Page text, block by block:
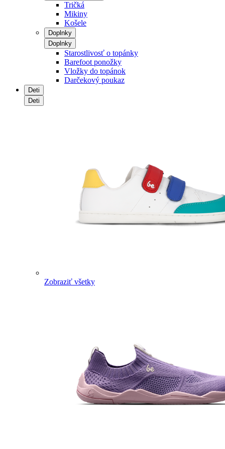
Tričká
Mikiny
Košele
Doplnky
Doplnky
Starostlivosť o topánky
Barefoot ponožky
Vložky do topánok
Darčekový poukaz
Deti
Deti
Zobraziť všetky